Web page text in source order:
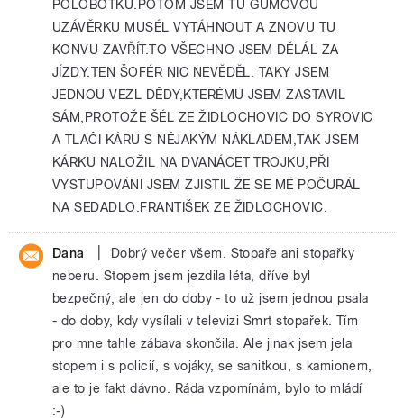
POLOBOTKU.POTOM JSEM TU GUMOVOU
UZÁVĚRKU MUSÉL VYTÁHNOUT A ZNOVU TU
KONVU ZAVŘÍT.TO VŠECHNO JSEM DĚLÁL ZA
JÍZDY.TEN ŠOFÉR NIC NEVĚDĚL. TAKY JSEM
JEDNOU VEZL DĚDY,KTERÉMU JSEM ZASTAVIL
SÁM,PROTOŽE ŠÉL ZE ŽIDLOCHOVIC DO SYROVIC
A TLAČI KÁRU S NĚJAKÝM NÁKLADEM,TAK JSEM
KÁRKU NALOŽIL NA DVANÁCET TROJKU,PŘI
VYSTUPOVÁNI JSEM ZJISTIL ŽE SE MĚ POČURÁL
NA SEDADLO.FRANTIŠEK ZE ŽIDLOCHOVIC.
Dana
Dobrý večer všem. Stopaře ani stopařky
neberu. Stopem jsem jezdila léta, dříve byl
bezpečný, ale jen do doby - to už jsem jednou psala
- do doby, kdy vysílali v televizi Smrt stopařek. Tím
pro mne tahle zábava skončila. Ale jinak jsem jela
stopem i s policií, s vojáky, se sanitkou, s kamionem,
ale to je fakt dávno. Ráda vzpomínám, bylo to mládí
:-)